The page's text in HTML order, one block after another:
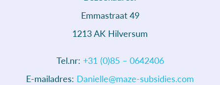
Bezoekadres:
1213 AK Hilversum